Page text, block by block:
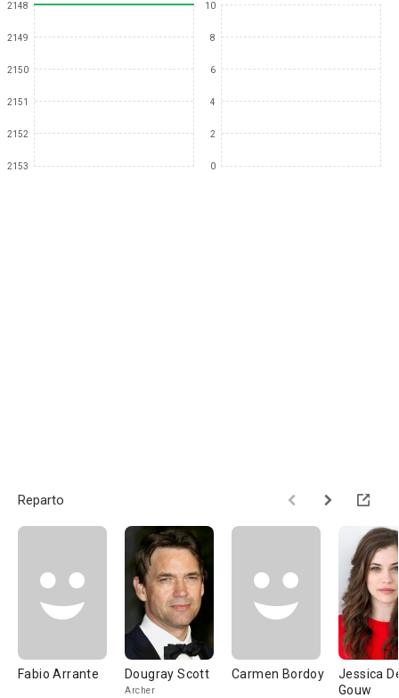
2148
2149
2150
2151
2152
2153
10
8
6
4
2
0
Reparto
Fabio Arrante Dougray Scott
Archer
Carmen Bordoy
Jessica
Gouw